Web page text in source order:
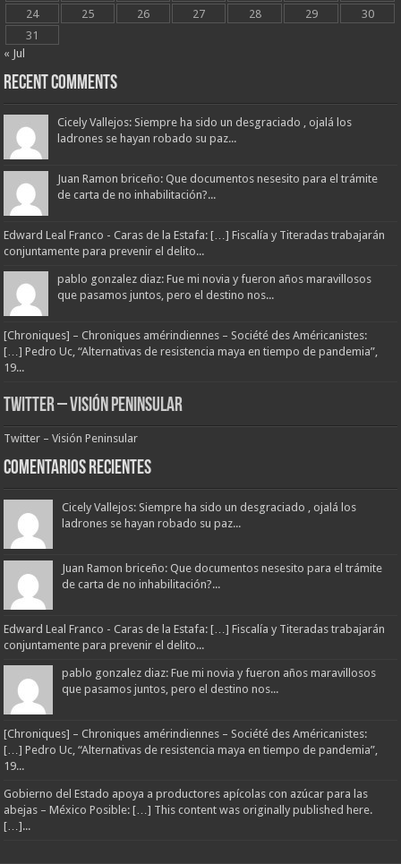
24
25 26 27 28 29
30
31
« Jul
Recent Comments
Cicely Vallejos: Siempre ha sido un desgraciado , ojalá los
ladrones se hayan robado su paz...
Juan Ramon briceño: Que documentos nesesito para el trámite
de carta de no inhabilitación?...
Edward Leal Franco - Caras de la Estafa: […] Fiscalía y Titeradas trabajarán
conjuntamente para prevenir el delito...
pablo gonzalez diaz: Fue mi novia y fueron años maravillosos
que pasamos juntos, pero el destino nos...
[Chroniques] – Chroniques amérindiennes – Société des Américanistes:
[…] Pedro Uc, “Alternativas de resistencia maya en tiempo de pandemia”,
19...
Twitter – Visión Peninsular
Twitter – Visión Peninsular
Comentarios Recientes
Cicely Vallejos: Siempre ha sido un desgraciado , ojalá los
ladrones se hayan robado su paz...
Juan Ramon briceño: Que documentos nesesito para el trámite
de carta de no inhabilitación?...
Edward Leal Franco - Caras de la Estafa: […] Fiscalía y Titeradas trabajarán
conjuntamente para prevenir el delito...
pablo gonzalez diaz: Fue mi novia y fueron años maravillosos
que pasamos juntos, pero el destino nos...
[Chroniques] – Chroniques amérindiennes – Société des Américanistes:
[…] Pedro Uc, “Alternativas de resistencia maya en tiempo de pandemia”,
19...
Gobierno del Estado apoya a productores apícolas con azúcar para las
abejas – México Posible: […] This content was originally published here.
[…]...